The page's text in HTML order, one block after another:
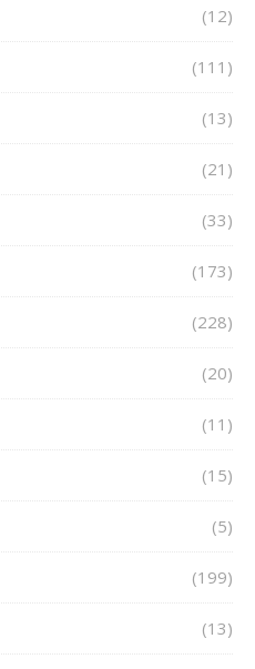
(12)
(111)
(13)
(21)
(33)
(173)
(228)
(20)
(11)
(15)
(5)
(199)
(13)